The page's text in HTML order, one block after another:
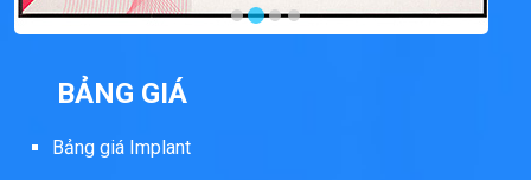
BẢNG GIÁ
Bảng giá Implant